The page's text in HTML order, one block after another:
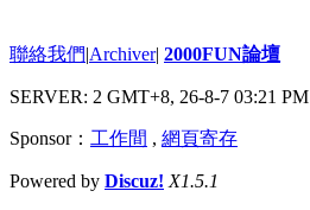
聯絡我們|Archiver| 2000FUN論壇
SERVER: 2 GMT+8, 26-8-7 03:21 PM
Sponsor： 工作間 , 網頁寄存
Powered by Discuz! X1.5.1